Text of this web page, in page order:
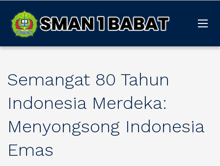
Semangat 80 Tahun
Indonesia Merdeka:
Menyongsong Indonesia
Emas